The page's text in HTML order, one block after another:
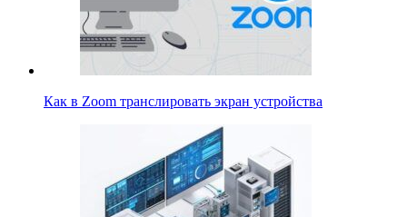
Как в Zoom транслировать экран устройства